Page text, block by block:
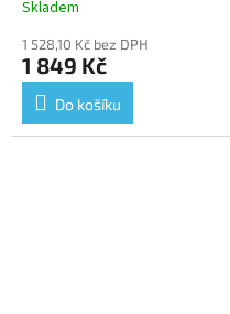
Skladem
1 528,10 Kč bez DPH
1 849 Kč
Do košíku